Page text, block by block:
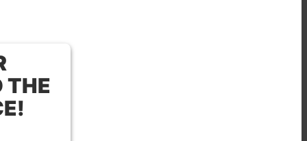
THE